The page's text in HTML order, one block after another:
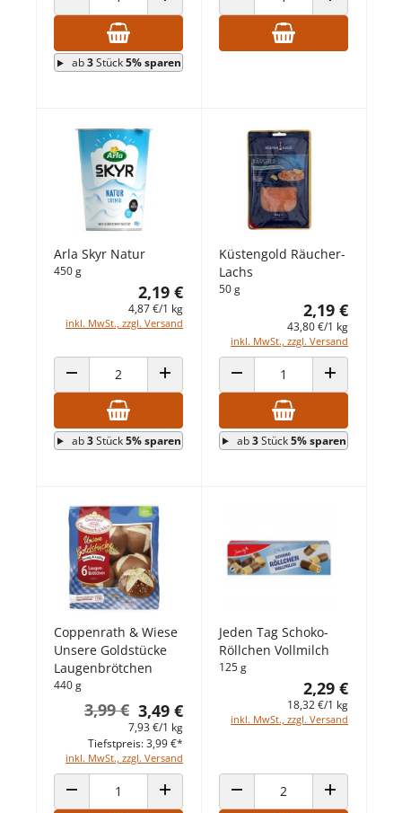
ANZAHL VERRINGERNANZAHL ERHÖHEN
ab3Stück5% sparen
ANZAHL VERRINGERNANZAHL
Arla Skyr Natur
450 g
2,19 €
4,87 €/1 kg
inkl. MwSt., zzgl. Versand
ANZAHL VERRINGERNANZAHL ERHÖHEN
ab3Stück5% sparen
Küstengold Räucher-
Lachs
50 g
2,19 €
43,80 €/1 kg
inkl. MwSt., zzgl. Versand
ANZAHL VERRINGERNANZAHL
ab3Stück5% sparen
Coppenrath & Wiese
Unsere Goldstücke
Laugenbrötchen
440 g
3,49 €
3,99 €
7,93 €/1 kg
inkl. MwSt., zzgl. Versand
Tiefstpreis: 3,99 €*
ANZAHL VERRINGERNANZAHL ERHÖHEN
Jeden Tag Schoko-
Röllchen Vollmilch
125 g
2,29 €
18,32 €/1 kg
inkl. MwSt., zzgl. Versand
ANZAHL VERRINGERNANZAHL